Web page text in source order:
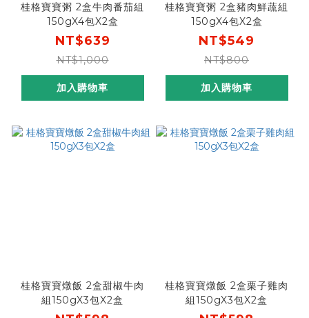
桂格寶寶粥 2盒牛肉番茄組
150gX4包X2盒
NT$639
NT$1,000
加入購物車
桂格寶寶粥 2盒豬肉鮮蔬組
150gX4包X2盒
NT$549
NT$800
加入購物車
桂格寶寶燉飯 2盒甜椒牛肉
組150gX3包X2盒
桂格寶寶燉飯 2盒栗子雞肉
組150gX3包X2盒